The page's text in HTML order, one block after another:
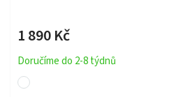
1 890 Kč
Doručíme do 2-8 týdnů